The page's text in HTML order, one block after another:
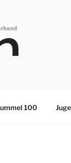
100